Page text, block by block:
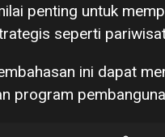
penting untuk
seperti
ini dapat
program